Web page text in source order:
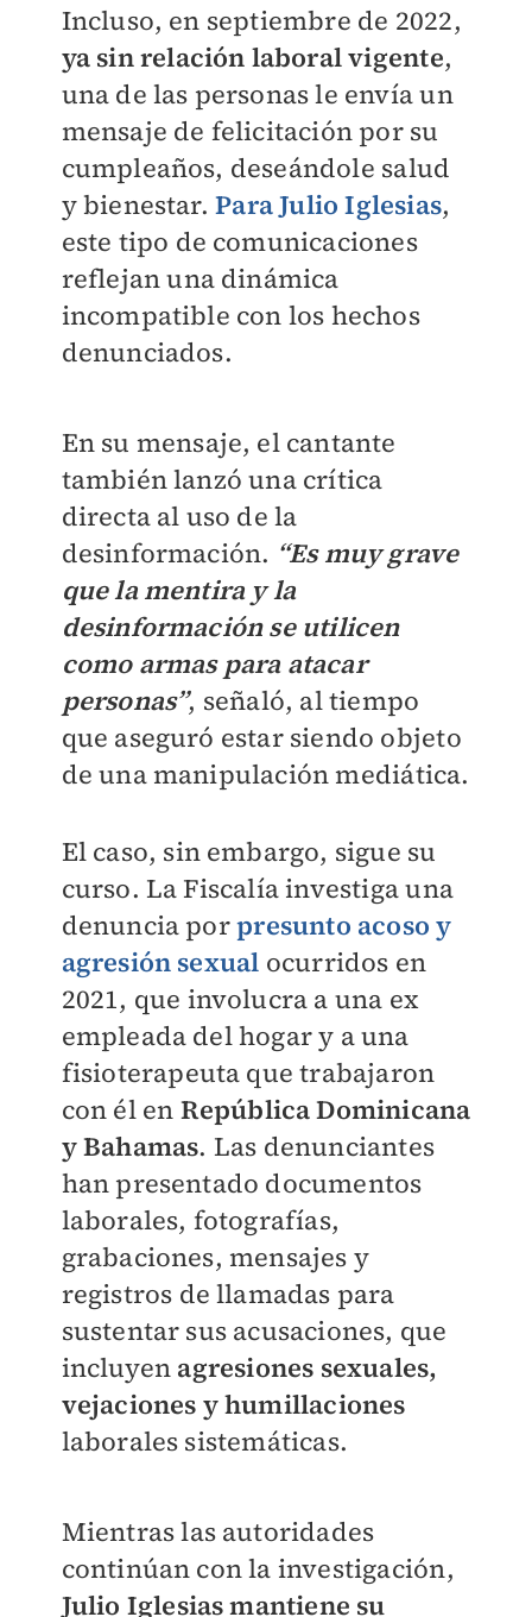
Incluso, en septiembre de 2022,
ya sin relación laboral vigente,
una de las personas le envía un
mensaje de felicitación por su
cumpleaños, deseándole salud
y bienestar.Para Julio Iglesias,
este tipo de comunicaciones
reflejan una dinámica
incompatible con los hechos
denunciados.
En su mensaje, el cantante
también lanzó una crítica
directa al uso de la
desinformación. “Es muy grave
que la mentira y la
desinformación se utilicen
como armas para atacar
personas”, señaló, al tiempo
que aseguró estar siendo objeto
de una manipulación mediática.
El caso, sin embargo, sigue su
curso. La Fiscalía investiga una
denuncia porpresunto acoso y
agresión sexual ocurridos en
2021, que involucra a una ex
empleada del hogar y a una
fisioterapeuta que trabajaron
con él en República Dominicana
y Bahamas. Las denunciantes
han presentado documentos
laborales, fotografías,
grabaciones, mensajes y
registros de llamadas para
sustentar sus acusaciones, que
incluyen agresiones sexuales,
vejaciones y humillaciones
laborales sistemáticas.
Mientras las autoridades
continúan con la investigación,
Julio Iglesias mantiene su